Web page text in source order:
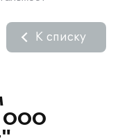
ООО
К списку